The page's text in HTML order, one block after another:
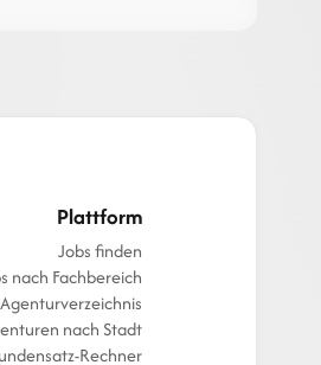
Plattform
Jobs finden
nach Fachbereich
Agenturverzeichnis
nach Stadt
Rechner